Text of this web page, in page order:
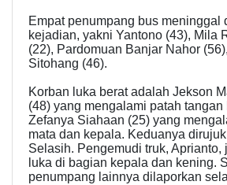
Empat penumpang bus meninggal
kejadian, yakni Yantono (43), Mila
(22), Pardomuan Banjar Nahor
Sitohang (46).
Korban luka berat adalah Jekson
(48) yang mengalami patah tangan
Zefanya Siahaan (25) yang
mata dan kepala. Keduanya
Selasih. Pengemudi truk, Aprianto,
luka di bagian kepala dan kening.
penumpang lainnya dilaporkan